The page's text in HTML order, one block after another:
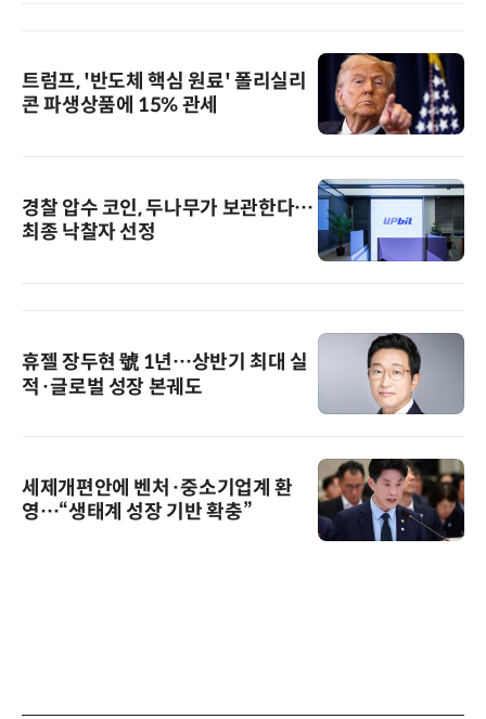
트럼프, '반도체 핵심 원료' 폴리실리
콘 파생상품에 15% 관세
경찰 압수 코인, 두나무가 보관한다…
최종 낙찰자 선정
휴젤 장두현 號 1년…상반기 최대 실
적·글로벌 성장 본궤도
세제개편안에 벤처·중소기업계 환
영…“생태계 성장 기반 확충”